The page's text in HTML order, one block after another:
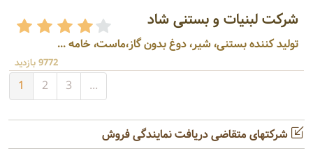
شرکت لبنیات و بستنی شاد
تولید کننده بستنی، شیر، دوغ بدون گاز،ماست، خامه ...
9772 بازدید
1 2 3 ...
شرکتهای متقاضی دریافت نمایندگی فروش